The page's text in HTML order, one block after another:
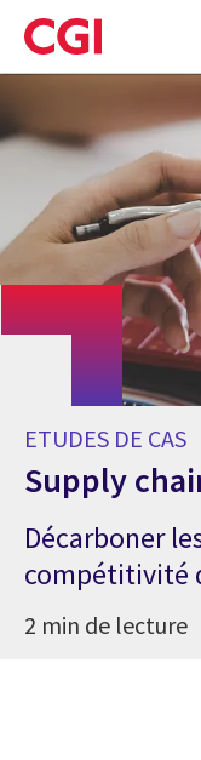
Skip
to
main
ETUDES DE CAS
Supply
Décarboner
compétitivité
2 min de lecture